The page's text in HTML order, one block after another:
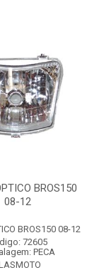
BROS150
08-12
BROS150 08-12
72605
PECA